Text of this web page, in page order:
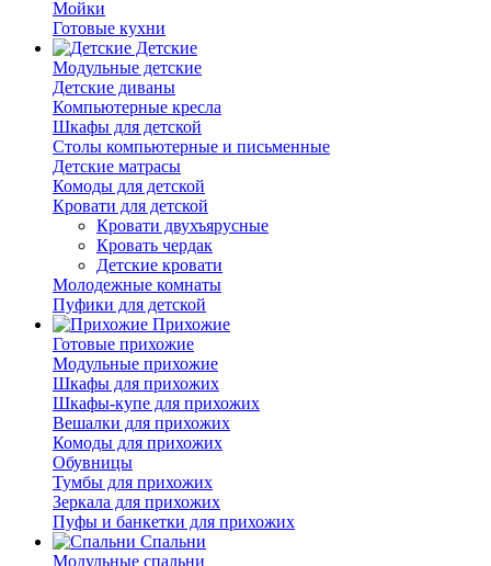
Мойки
Готовые кухни
Детские
Модульные детские
Детские диваны
Компьютерные кресла
Шкафы для детской
Столы компьютерные и письменные
Детские матрасы
Комоды для детской
Кровати для детской
Кровати двухъярусные
Кровать чердак
Детские кровати
Молодежные комнаты
Пуфики для детской
Прихожие
Готовые прихожие
Модульные прихожие
Шкафы для прихожих
Шкафы-купе для прихожих
Вешалки для прихожих
Комоды для прихожих
Обувницы
Тумбы для прихожих
Зеркала для прихожих
Пуфы и банкетки для прихожих
Спальни
Модульные спальни